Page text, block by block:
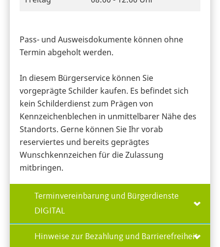
Pass- und Ausweisdokumente können ohne
Termin abgeholt werden.
In diesem Bürgerservice können Sie
vorgeprägte Schilder kaufen. Es befindet sich
kein Schilderdienst zum Prägen von
Kennzeichenblechen in unmittelbarer Nähe des
Standorts. Gerne können Sie Ihr vorab
reserviertes und bereits geprägtes
Wunschkennzeichen für die Zulassung
mitbringen.
Terminvereinbarung und Bürgerdienste
DIGITAL
Hinweise zur Bezahlung und Barrierefreiheit